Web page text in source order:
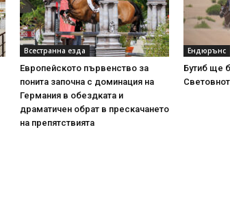
Всестранна езда
Европейското първенство за
понита започна с доминация на
Германия в обездката и
драматичен обрат в прескачането
на препятствията
Ендюрънс
Бутиб ще